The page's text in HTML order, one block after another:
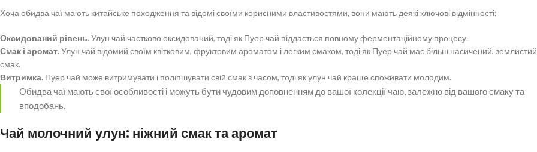
Хоча обидва чаї мають китайське походження та відомі своїми корисними властивостями, вони мають деякі ключові відмінності:
Оксидований рівень. Улун чай частково оксидований, тоді як Пуер чай піддається повному ферментаційному процесу.
Смак і аромат.Улун чай відомий своїм квітковим, фруктовим ароматом і легким смаком, тоді як Пуер чай має більш насичений, землистий
смак.
Витримка. Пуер чай може витримувати і поліпшувати свій смак з часом, тоді як улун чай краще споживати молодим.
Обидва чаї мають свої особливості і можуть бути чудовим доповненням до вашої колекції чаю, залежно від вашого смаку та
вподобань.
Чай молочний улун: ніжний смак та аромат